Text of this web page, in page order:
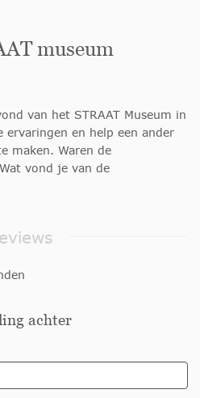
museum
van het STRAAT Museum in
en help een ander
maken. Waren de
vond je van de
achter